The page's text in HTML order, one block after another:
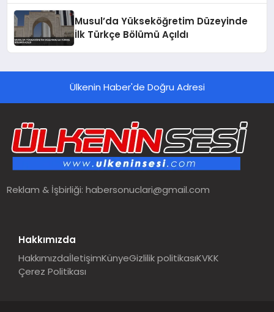
Musul’da Yükseköğretim Düzeyinde
İlk Türkçe Bölümü Açıldı
Ülkenin Haber'de Doğru Adresi
Reklam & İşbirliği:habersonuclari@gmail.com
Hakkımızda
HakkımızdaİletişimKünyeGizlilik politikasıKVKK
Çerez Politikası